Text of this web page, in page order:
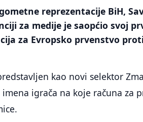
reprezentacije BiH,
za medije je saopćio svoj
za Evropsko prvenstvo
kao novi selektor
igrača na koje računa za